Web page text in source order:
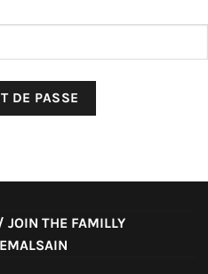
DE PASSE
JOIN THE FAMILLY